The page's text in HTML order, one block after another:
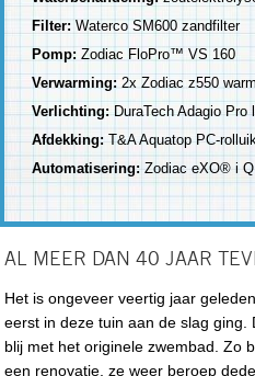
Filter:Waterco SM600 zandfilter
Pomp: Zodiac FloPro™ VS 160
Verwarming: 2x Zodiac z550
Verlichting:DuraTech Adagio Pro
Afdekking:T&A Aquatop PC-rolluik
Automatisering: Zodiac eXO® i
AL MEER DAN 40 JAAR
Het is ongeveer veertig jaar
eerst in deze tuin aan de slag
blij met het originele zwembad. Zo
een renovatie, ze weer beroep